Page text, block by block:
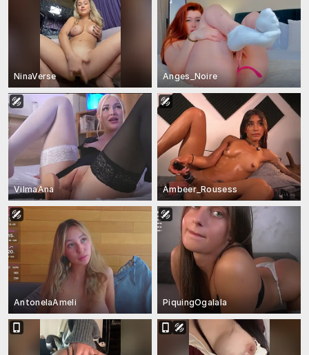
NinaVerse Anges_Noire
VilmaAna Ambeer_Rousess
AntonelaAmeli PiquingOgalala